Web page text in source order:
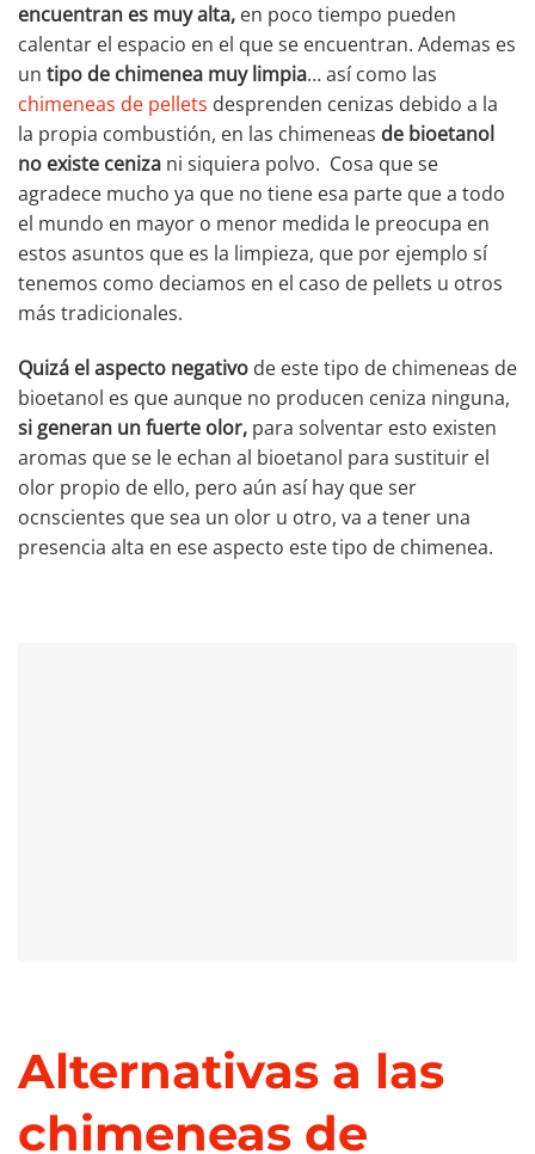
encuentran es muy alta, en poco tiempo pueden
calentar el espacio en el que se encuentran. Ademas es
un tipo de chimenea muy limpia… así como las
chimeneas de pellets desprenden cenizas debido a la
la propia combustión, en las chimeneas de bioetanol
no existe ceniza ni siquiera polvo. Cosa que se
agradece mucho ya que no tiene esa parte que a todo
el mundo en mayor o menor medida le preocupa en
estos asuntos que es la limpieza, que por ejemplo sí
tenemos como deciamos en el caso de pellets u otros
más tradicionales.
Quizá el aspecto negativo de este tipo de chimeneas de
bioetanol es que aunque no producen ceniza ninguna,
si generan un fuerte olor, para solventar esto existen
aromas que se le echan al bioetanol para sustituir el
olor propio de ello, pero aún así hay que ser
ocnscientes que sea un olor u otro, va a tener una
presencia alta en ese aspecto este tipo de chimenea.
Alternativas a las
chimeneas de